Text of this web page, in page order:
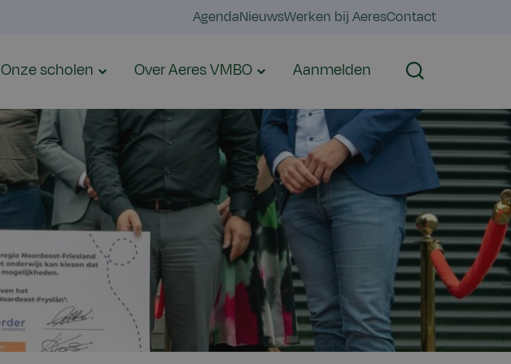
AgendaNieuwsWerken bij AeresContact
Onze scholen Over Aeres VMBO Aanmelden Zoeken